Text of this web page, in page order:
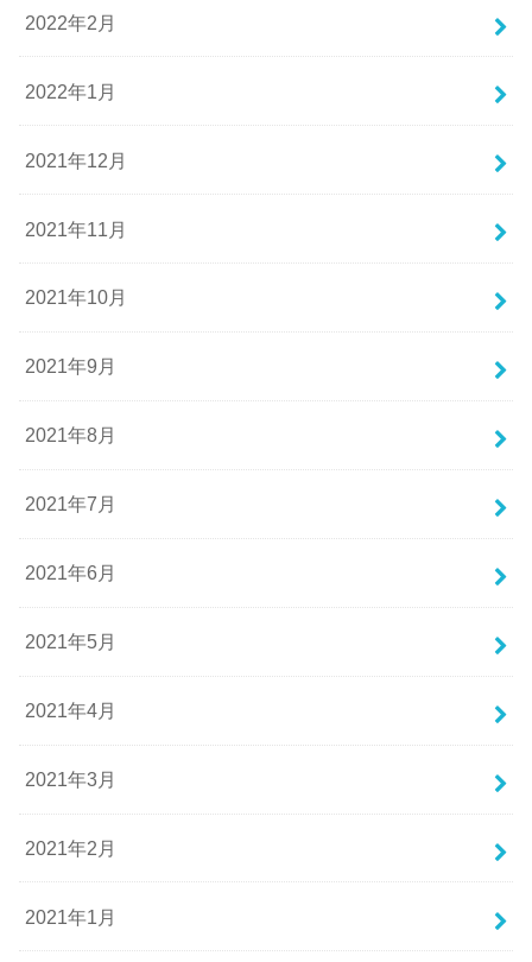
2022年2月
2022年1月
2021年12月
2021年11月
2021年10月
2021年9月
2021年8月
2021年7月
2021年6月
2021年5月
2021年4月
2021年3月
2021年2月
2021年1月